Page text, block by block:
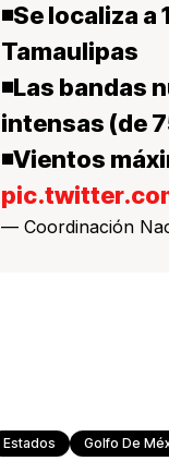
◾️Se localiza
Tamaulipas
◾️Las bandas
intensas (de
◾️Vientos
— Coordinación
Estados Golfo De